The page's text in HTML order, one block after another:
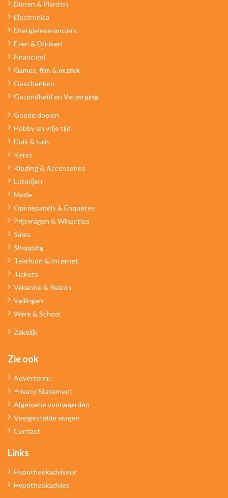
Dieren & Planten
Electronica
Energieleveranciers
Eten & Drinken
Financieel
Games, film & muziek
Geschenken
Gezondheid en Verzorging
Goede doelen
Hobby en vrije tijd
Huis & tuin
Kerst
Kleding & Accessoires
Loterijen
Mode
Opiniepanels & Enquetes
Prijsvragen & Winacties
Sales
Shopping
Telefoon & Internet
Tickets
Vakantie & Reizen
Veilingen
Werk & School
Zakelijk
Zie ook
Adverteren
Privacy Statement
Algemene voorwaarden
Veelgestelde vragen
Contact
Links
Hypotheekadviseur
Hypotheekadvies